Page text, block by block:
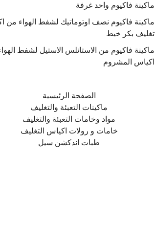
ماكينة فاكيوم واحد غرفة
ماكينة فاكيوم نصف اوتوماتيك لشفط الهواء من
تغليف بكر خيط
ماكينة فاكيوم من الاستانلس الاستيل لشفط
اكياس المشروم
الصفحة الرئيسية
ماكينات التعبئة والتغليف
مواد وخامات التعبئة والتغليف
خامات و رولات اكياس التغليف
طبات اندكشن سيل